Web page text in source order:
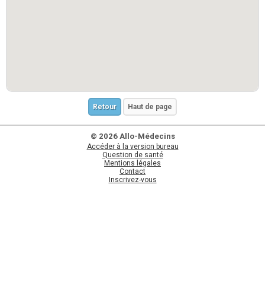
Retour Haut de page
© 2026 Allo-Médecins
Accéder à la version bureau
Question de santé
Mentions légales
Contact
Inscrivez-vous